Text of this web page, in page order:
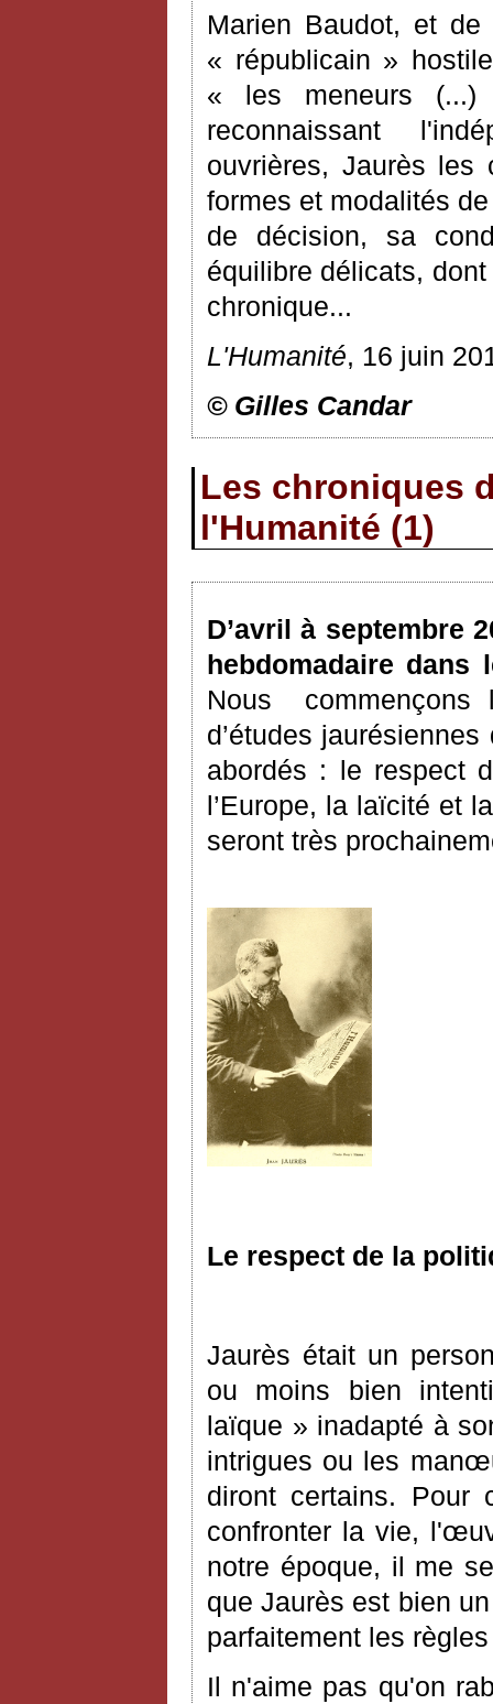
Marien Baudot, et
« républicain »
« les meneurs
reconnaissant
ouvrières, Jaurès
formes et modalités
de décision, sa
équilibre délicats,
chronique...
L'Humanité, 16 juin
© Gilles Candar
Les chroniques
l'Humanité (1)
D’avril à septembre
hebdomadaire
Nous
d’études
abordés : le respect
l’Europe, la laïcité et
seront très
Le respect de la
Jaurès était un
ou moins bien
laïque » inadapté à
intrigues ou les
diront certains. Pour
confronter la vie,
notre époque, il me
que Jaurès est bien
parfaitement les
Il n'aime pas qu'on